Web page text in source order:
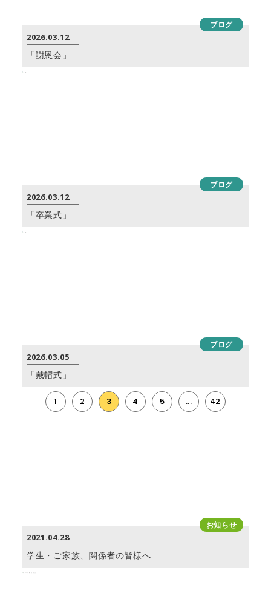
ブログ
2026.03.12
「謝恩会」
ブログ
2026.03.12
「卒業式」
ブログ
2026.03.05
「戴帽式」
1 2 3 4 5 ... 42
お知らせ
2021.04.28
学生・ご家族、関係者の皆様へ